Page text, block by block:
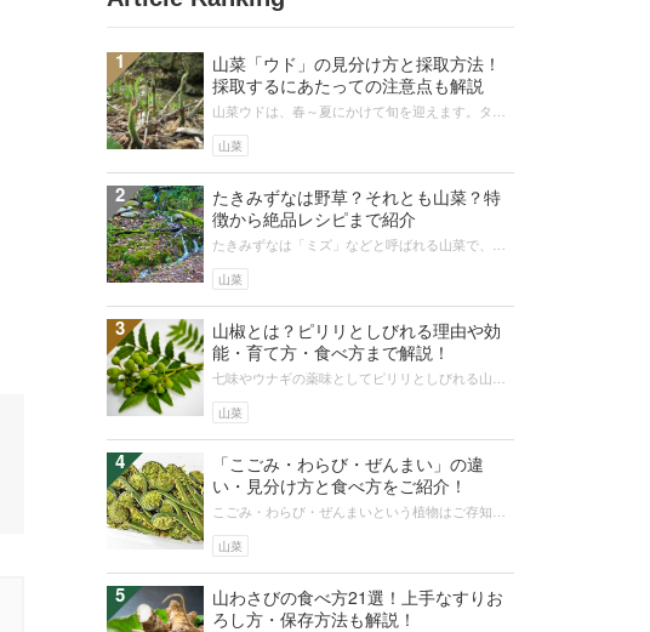
1
山菜
山菜「ウド」の見分け方と採取方法！
採取するにあたっての注意点も解説
山菜ウドは、春～夏にかけて旬を迎えます。タラ
す。この記事では、山菜ウドの採り方...
2
山菜
たきみずなは野草？それとも山菜？特
徴から絶品レシピまで紹介
たきみずなは「ミズ」などと呼ばれる山菜で、水
く、しゃきしゃきの食感が楽しい山菜で...
3
山菜
山椒とは？ピリリとしびれる理由や効
能・育て方・食べ方まで解説！
七味やウナギの薬味としてピリリとしびれる山椒
木などとしても利用されてきました。...
4
山菜
「こごみ・わらび・ぜんまい」の違
い・見分け方と食べ方をご紹介！
こごみ・わらび・ぜんまいという植物はご存知で
す！ここでは、この3つの植物の違いと...
5
山わさびの食べ方21選！上手なすりお
ろし方・保存方法も解説！